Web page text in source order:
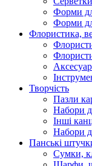
Форми
Форми
Флористика,
Творчість
Пазли
Набори
Інші
Набори
Панські
Сумки,